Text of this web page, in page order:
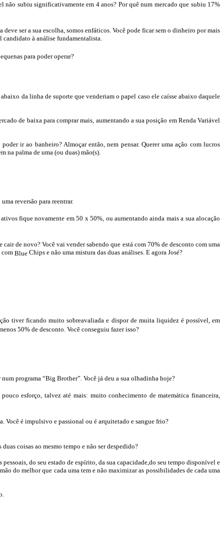
não subiu significativamente em 4 anos? Por quê num mercado que subiu 17%
deve ser a sua escolha, somosenfáticos. Você pode ficar sem o dinheiro por mais
candidato à análise fundamentalista.
para poder operar?
da linha de suporte que venderiam o papel caso ele caísse abaixo daquele
de baixa para comprar mais, aumentando a sua posição em Renda Variável
ir ao banheiro? Almoçar então, nem pensar. Querer uma ação com lucros
na palma de uma (ou duas) mão(s).
reversão para reentrar.
fique novamente em 50 x 50%, ou aumentando ainda mais a sua alocação
de novo? Você vai vender sabendo que está com 70% de desconto com uma
com Blue Chips e não uma mistura das duas análises. E agora José?
tiver ficandomuito sobreavaliada e dispor de muita liquidez é possível, em
50% de desconto. Você conseguiu fazer isso?
num programa “Big Brother”. Você já deu a sua olhadinha hoje?
esforço, talvez até mais: muito conhecimento de matemática financeira,
Você é impulsivo e passional ou é arquitetado e sangue frio?
coisas ao mesmo tempo e não ser despedido?
do seu estado de espírito, da sua capacidade,do seu tempo disponível e
do melhor que cada uma tem e não maximizar as possibilidades de cada uma